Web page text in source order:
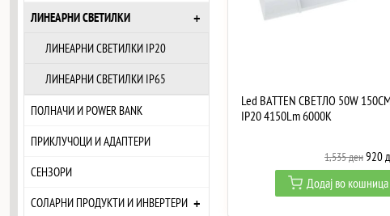
ЛИНЕАРНИ СВЕТИЛКИ
ЛИНЕАРНИ СВЕТИЛКИ IP20
ЛИНЕАРНИ СВЕТИЛКИ IP65
+
ПОЛНАЧИ И POWER BANK
ПРИКЛУЧОЦИ И АДАПТЕРИ
СЕНЗОРИ
СОЛАРНИ ПРОДУКТИ И ИНВЕРТЕРИ +
Led BATTEN СВЕТЛО 50W
IP20 4150Lm 6000K
1,535ден
price
was:
920
Додај во кошница